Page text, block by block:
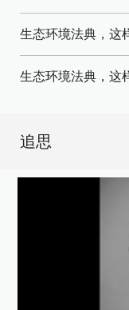
生态环境法典，这
生态环境法典，这
追思